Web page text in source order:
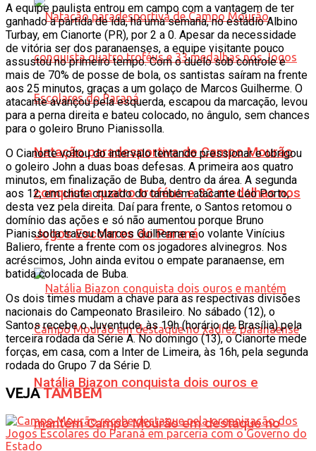
Natação paradesportiva de Campo Mourão
conquista quatro troféus e 33 medalhas nos
Jogos Escolares do Paraná
Natália Biazon conquista dois ouros e
mantém Campo Mourão em destaque no
A equipe paulista entrou em campo com a vantagem de ter
ganhado a partida de ida, há uma semana, no estádio Albino
Turbay, em Cianorte (PR), por 2 a 0. Apesar da necessidade
de vitória ser dos paranaenses, a equipe visitante pouco
assustou no primeiro tempo. Com o duelo sob controle e
mais de 70% de posse de bola, os santistas saíram na frente
aos 25 minutos, graças a um golaço de Marcos Guilherme. O
atacante avançou pela esquerda, escapou da marcação, levou
para a perna direita e bateu colocado, no ângulo, sem chances
para o goleiro Bruno Pianissolla.
O Cianorte voltou do intervalo tentando pressionar e obrigou
o goleiro John a duas boas defesas. A primeira aos quatro
minutos, em finalização de Buba, dentro da área. A segunda
aos 12, em chute cruzado do também atacante Léo Porto,
desta vez pela direita. Daí para frente, o Santos retomou o
domínio das ações e só não aumentou porque Bruno
Pianissolla travou Marcos Guilherme e o volante Vinícius
Baliero, frente a frente com os jogadores alvinegros. Nos
acréscimos, John ainda evitou o empate paranaense, em
batida colocada de Buba.
Os dois times mudam a chave para as respectivas divisões
nacionais do Campeonato Brasileiro. No sábado (12), o
Santos recebe o Juventude, às 19h (horário de Brasília) pela
terceira rodada da Série A. No domingo (13), o Cianorte mede
forças, em casa, com a Inter de Limeira, às 16h, pela segunda
rodada do Grupo 7 da Série D.
VEJATAMBÉM